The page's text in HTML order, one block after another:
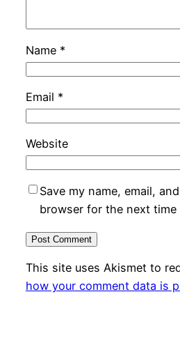
Name *
Email *
Website
Save my name, email,
browser for the next time
This site uses Akismet to
how your comment data is